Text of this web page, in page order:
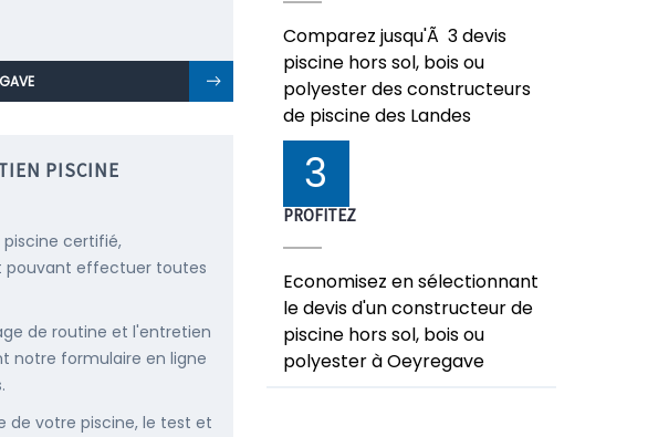
PISCINE
certifié,
pouvant effectuer toutes
de routine et l'entretien
notre formulaire en ligne
de votre piscine, le test et
Comparez jusqu'Ã 3 devis
piscine hors sol, bois ou
polyester des constructeurs
de piscine des Landes
3
PROFITEZ
Economisez en sélectionnant
le devis d'un constructeur de
piscine hors sol, bois ou
polyester à Oeyregave